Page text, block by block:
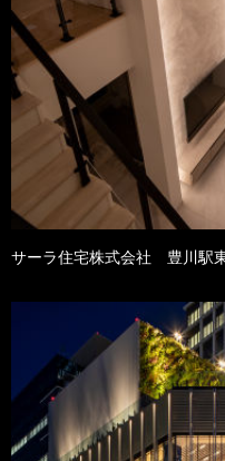
サーラ住宅株式会社 豊川駅